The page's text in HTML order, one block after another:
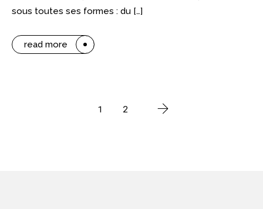
sous toutes ses formes : du […]
read more
1 2